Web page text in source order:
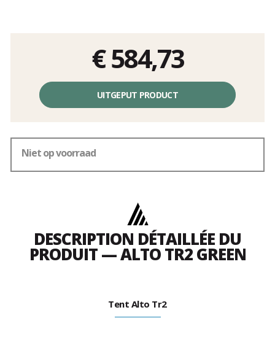
€ 584,73
Éénheidsprijs,
UITGEPUT PRODUCT
Niet op voorraad
DESCRIPTION DÉTAILLÉE DU
PRODUIT — ALTO TR2 GREEN
Tent Alto Tr2